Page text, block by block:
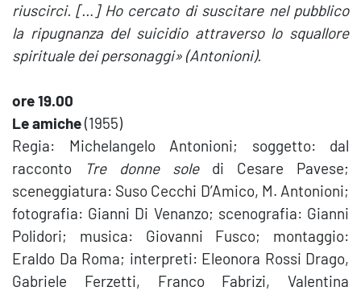
riuscirci. […] Ho cercato di suscitare nel pubblico
la ripugnanza del suicidio attraverso lo squallore
spirituale dei personaggi» (Antonioni).
ore 19.00
Le amiche(1955)
Regia: Michelangelo Antonioni; soggetto: dal
racconto
Tre donne soledi Cesare Pavese;
sceneggiatura: Suso Cecchi D’Amico, M. Antonioni;
fotografia: Gianni Di Venanzo; scenografia: Gianni
Polidori; musica: Giovanni Fusco; montaggio:
Eraldo Da Roma; interpreti: Eleonora Rossi Drago,
Gabriele Ferzetti, Franco Fabrizi, Valentina